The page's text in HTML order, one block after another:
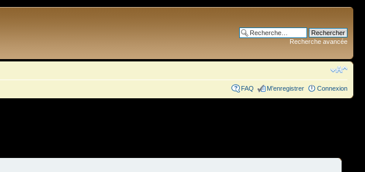
Recherche avancée
FAQ M’enregistrer Connexion